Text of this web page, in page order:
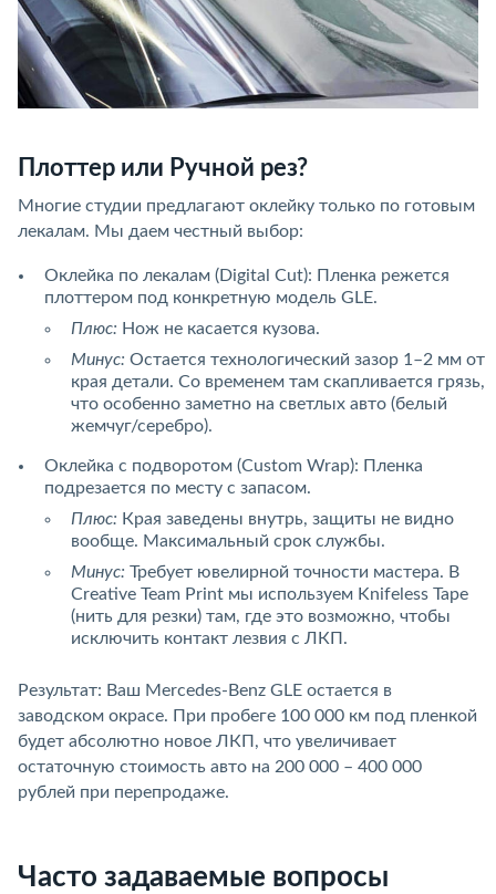
Плоттер или Ручной рез?
Многие студии предлагают оклейку только по готовым
лекалам. Мы даем честный выбор:
Оклейка по лекалам (Digital Cut): Пленка режется
плоттером под конкретную модель GLE.
Плюс: Нож не касается кузова.
Минус: Остается технологический зазор 1–2 мм от
края детали. Со временем там скапливается грязь,
что особенно заметно на светлых авто (белый
жемчуг/серебро).
Оклейка с подворотом (Custom Wrap): Пленка
подрезается по месту с запасом.
Плюс: Края заведены внутрь, защиты не видно
вообще. Максимальный срок службы.
Минус: Требует ювелирной точности мастера. В
Creative Team Print мы используем Knifeless Tape
(нить для резки) там, где это возможно, чтобы
исключить контакт лезвия с ЛКП.
Результат: Ваш Mercedes-Benz GLE остается в
заводском окрасе. При пробеге 100 000 км под пленкой
будет абсолютно новое ЛКП, что увеличивает
остаточную стоимость авто на 200 000 – 400 000
рублей при перепродаже.
Часто задаваемые вопросы